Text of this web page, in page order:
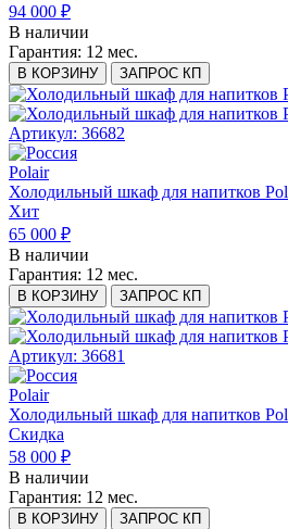
94 000 ₽
В наличии
Гарантия: 12 мес.
В КОРЗИНУ ЗАПРОС КП
Артикул: 36682
Polair
Холодильный шкаф для напитков
Хит
65 000 ₽
В наличии
Гарантия: 12 мес.
В КОРЗИНУ ЗАПРОС КП
Артикул: 36681
Polair
Холодильный шкаф для напитков
Скидка
58 000 ₽
В наличии
Гарантия: 12 мес.
В КОРЗИНУ ЗАПРОС КП